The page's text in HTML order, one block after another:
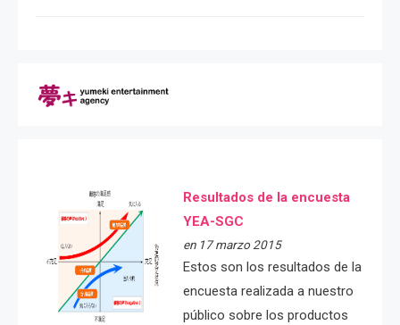
Resultados de la encuesta
YEA-SGC
en 17 marzo 2015
Estos son los resultados de la
encuesta realizada a nuestro
público sobre los productos